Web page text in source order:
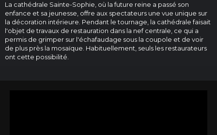
La cathédrale Sainte-Sophie, où la future reine a passé son
enfance et sa jeunesse, offre aux spectateurs une vue unique sur
la décoration intérieure. Pendant le tournage, la cathédrale faisait
l'objet de travaux de restauration dans la nef centrale, ce qui a
permis de grimper sur l'échafaudage sous la coupole et de voir
de plus près la mosaïque. Habituellement, seuls les restaurateurs
ont cette possibilité.